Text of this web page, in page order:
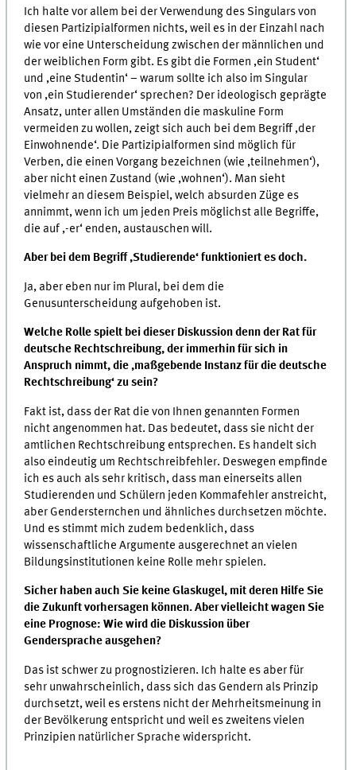
Ich halte vor allem bei der Verwendung des Singulars von
diesen Partizipialformen nichts, weil es in der Einzahl nach
wie vor eine Unterscheidung zwischen der männlichen und
der weiblichen Form gibt. Es gibt die Formen ,ein Student‘
und ,eine Studentin‘ – warum sollte ich also im Singular
von ,ein Studierender‘ sprechen? Der ideologisch geprägte
Ansatz, unter allen Umständen die maskuline Form
vermeiden zu wollen, zeigt sich auch bei dem Begriff ,der
Einwohnende‘. Die Partizipialformen sind möglich für
Verben, die einen Vorgang bezeichnen (wie ,teilnehmen‘),
aber nicht einen Zustand (wie ,wohnen‘). Man sieht
vielmehr an diesem Beispiel, welch absurden Züge es
annimmt, wenn ich um jeden Preis möglichst alle Begriffe,
die auf ,-er‘ enden, austauschen will.
Aber bei dem Begriff ,Studierende‘ funktioniert es doch.
Ja, aber eben nur im Plural, bei dem die
Genusunterscheidung aufgehoben ist.
Welche Rolle spielt bei dieser Diskussion denn der Rat für
deutsche Rechtschreibung, der immerhin für sich in
Anspruch nimmt, die ,maßgebende Instanz für die deutsche
Rechtschreibung‘ zu sein?
Fakt ist, dass der Rat die von Ihnen genannten Formen
nicht angenommen hat. Das bedeutet, dass sie nicht der
amtlichen Rechtschreibung entsprechen. Es handelt sich
also eindeutig um Rechtschreibfehler. Deswegen empfinde
ich es auch als sehr kritisch, dass man einerseits allen
Studierenden und Schülern jeden Kommafehler anstreicht,
aber Gendersternchen und ähnliches durchsetzen möchte.
Und es stimmt mich zudem bedenklich, dass
wissenschaftliche Argumente ausgerechnet an vielen
Bildungsinstitutionen keine Rolle mehr spielen.
Sicher haben auch Sie keine Glaskugel, mit deren Hilfe Sie
die Zukunft vorhersagen können. Aber vielleicht wagen Sie
eine Prognose: Wie wird die Diskussion über
Gendersprache ausgehen?
Das ist schwer zu prognostizieren. Ich halte es aber für
sehr unwahrscheinlich, dass sich das Gendern als Prinzip
durchsetzt, weil es erstens nicht der Mehrheitsmeinung in
der Bevölkerung entspricht und weil es zweitens vielen
Prinzipien natürlicher Sprache widerspricht.